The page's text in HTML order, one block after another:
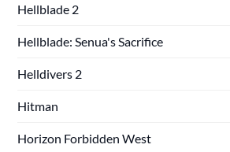
Hellblade 2
Hellblade: Senua's Sacrifice
Helldivers 2
Hitman
Horizon Forbidden West